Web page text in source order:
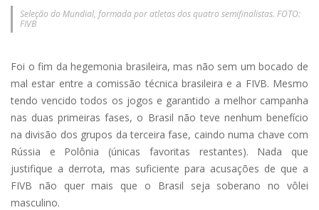
Seleção do Mundial, formada por atletas dos quatro semifinalistas. FOTO:
FIVB
Foi o fim da hegemonia brasileira, mas não sem um bocado de
mal estar entre a comissão técnica brasileira e a FIVB. Mesmo
tendo vencido todos os jogos e garantido a melhor campanha
nas duas primeiras fases, o Brasil não teve nenhum benefício
na divisão dos grupos da terceira fase, caindo numa chave com
Rússia e Polônia (únicas favoritas restantes). Nada que
justifique a derrota, mas suficiente para acusações de que a
FIVB não quer mais que o Brasil seja soberano no vôlei
masculino.